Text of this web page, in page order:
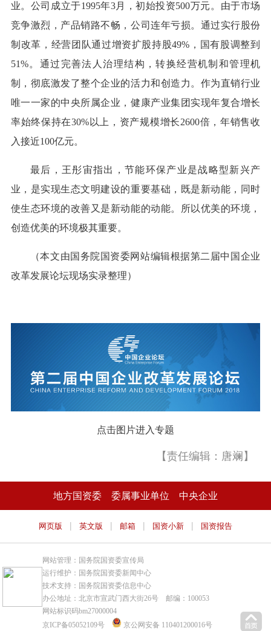
业。公司成立于1995年3月，初始投资500万元。由于市场
竞争激烈，产品销路不畅，公司连年亏损。通过实行股份
制改革，经营团队通过增资扩股持股49%，国有股调整到
51%。通过完善法人治理结构，转换经营机制和管理机
制，彻底激发了整个企业的活力和创造力。作为直销行业
唯一一家的中央所属企业，健康产业集团实现年复合增长
率始终保持在30%以上，资产规模增长2600倍，年销售收
入接近100亿元。
最后，王彤宙指出，节能环保产业是战略型新兴产
业，是实现生态文明建设的重要基础，既是新动能，同时
使生态环境的改善又是新动能的动能。所以优美的环境，
创造优美的环境极其重要。
（本文由国务院国资委网站编辑根据第二届中国企业
改革发展论坛现场实录整理）
点击图片进入专题
【责任编辑：唐斓】
地方国资委 委属事业单位 中央企业
网页版 | 英文版 | 邮箱 | 国资小新 | 国资报告
网站管理：国务院国资委宣传局
运行维护：国务院国资委新闻中心
技术支持：国务院国资委信息中心
办公地址：北京市宣武门西大街26号 邮编：100053
网站标识码bm27000004
京ICP备05052109号
京公网安备 110401200016号